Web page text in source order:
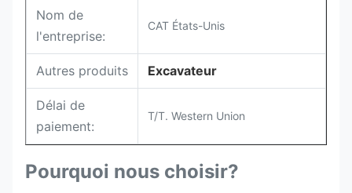
Nom de
l'entreprise:
CAT États-Unis
Autres produits Excavateur
Délai de
paiement:
T/T. Western Union
Pourquoi nous choisir?